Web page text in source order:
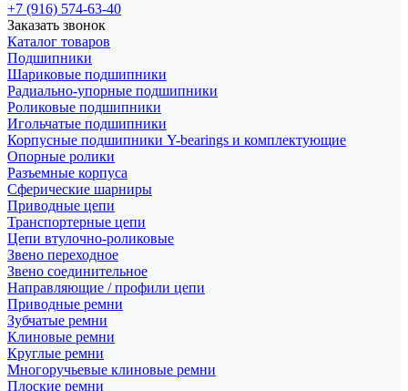
+7 (916) 574-63-40
Заказать звонок
Каталог товаров
Подшипники
Шариковые подшипники
Радиально-упорные подшипники
Роликовые подшипники
Игольчатые подшипники
Корпусные подшипники Y-bearings и комплектующие
Опорные ролики
Разъемные корпуса
Сферические шарниры
Приводные цепи
Транспортерные цепи
Цепи втулочно-роликовые
Звено переходное
Звено соединительное
Направляющие / профили цепи
Приводные ремни
Зубчатые ремни
Клиновые ремни
Круглые ремни
Многоручьевые клиновые ремни
Плоские ремни